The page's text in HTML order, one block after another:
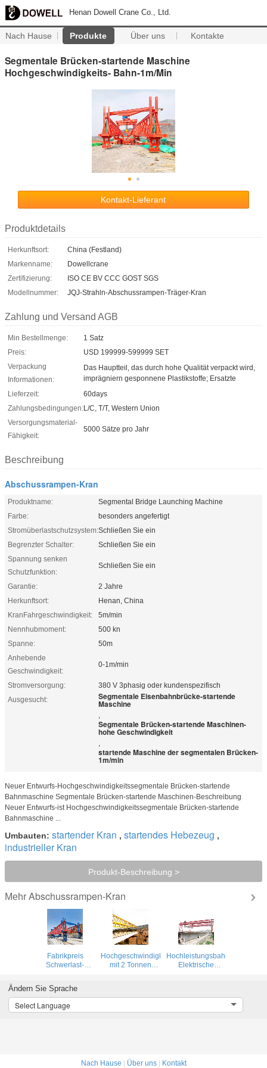
Henan Dowell Crane Co., Ltd.
Nach Hause Produkte Über uns Kontakte
Segmentale Brücken-startende Maschine
Hochgeschwindigkeits- Bahn-1m/Min
Kontakt-Lieferant
Produktdetails
Herkunftsort:
China (Festland)
Markenname:
Dowellcrane
Zertifizierung:
ISO CE BV CCC GOST SGS
Modellnummer:
JQJ-Strahln-Abschussrampen-Träger-Kran
Zahlung und Versand AGB
Min Bestellmenge:
1 Satz
Preis:
USD 199999-599999 SET
Verpackung
Informationen:
Das Hauptteil, das durch hohe Qualität verpackt wird,
imprägniern gesponnene Plastikstoffe; Ersatzte
Lieferzeit:
60days
Zahlungsbedingungen:L/C, T/T, Western Union
Versorgungsmaterial-
Fähigkeit:
5000 Sätze pro Jahr
Beschreibung
Abschussrampen-Kran
Produktname:
Segmental Bridge Launching Machine
Farbe:
besonders angefertigt
Stromüberlastschutzsystem:Schließen Sie ein
Begrenzter Schalter:
Schließen Sie ein
Spannung senken
Schutzfunktion:
Schließen Sie ein
Garantie:
2 Jahre
Herkunftsort:
Henan, China
KranFahrgeschwindigkeit:
5m/min
Nennhubmoment:
500 kn
Spanne:
50m
Anhebende
Geschwindigkeit:
0-1m/min
Stromversorgung:
380 V 3phasig oder kundenspezifisch
Ausgesucht:
Segmentale Eisenbahnbrücke-startende
Maschine
,
Segmentale Brücken-startende Maschinen-
hohe Geschwindigkeit
,
startende Maschine der segmentalen Brücken-
1m/min
Neuer Entwurfs-Hochgeschwindigkeitssegmentale Brücken-startende
Bahnmaschine Segmentale Brücken-startende Maschinen-Beschreibung
Neuer Entwurfs-ist Hochgeschwindigkeitssegmentale Brücken-startende
Bahnmaschine ...
Umbauten: startender Kran , startendes Hebezeug ,
industrieller Kran
Produkt-Beschreibung >
Mehr Abschussrampen-Kran
Fabrikpreis
Schwerlast-
Hochgeschwindigkeitsstraßenbrückenstrahlwerfer
mit 2 Tonnen
Hochleistungsbahnheben
Elektrische
Ändern Sie Sprache
Select Language
Nach Hause | Über uns| Kontakt